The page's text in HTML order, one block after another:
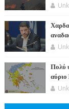
Πολύ